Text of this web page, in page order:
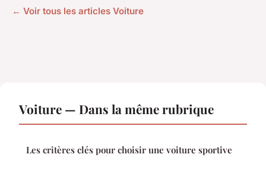
← Voir tous les articles Voiture
Voiture — Dans la même rubrique
Les critères clés pour choisir une voiture sportive